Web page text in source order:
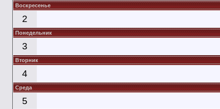
Воскресенье
2
Понедельник
3
Вторник
4
Среда
5